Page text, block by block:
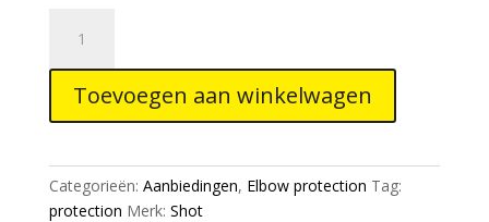
Optimal
elbow
guard
XL
aantal
Toevoegen aan winkelwagen
Categorieën: Aanbiedingen, Elbow protection Tag:
protection Merk: Shot